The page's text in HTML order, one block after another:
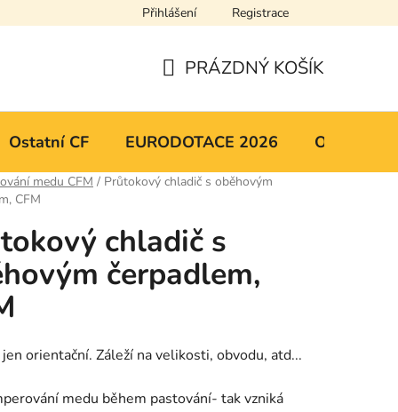
Mapa serveru
Přihlášení Registrace
KOŠÍK
PRÁZDNÝ KOŠÍK
Ostatní CF EURODOTACE 2026 Obchodní
medu CFM / Průtokový chladič s oběhovým
CFM
chladič s
čerpadlem,
jen orientační. Záleží na velikosti, obvodu, atd...
medu během pastování- tak vzniká